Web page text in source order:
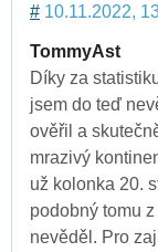
# 10.11.2022,
TommyAst
Díky za
jsem do teď
ověřil a
mrazivý
už kolonka 20.
podobný tomu
nevěděl. Pro